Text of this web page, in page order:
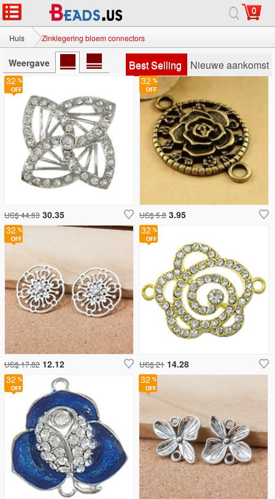
0
Huis Zinklegering bloem connectors
Weergave Best Selling Nieuwe aankomst
32
US$ 17.82 12.12
32 32
32
US$ 5.8 3.95
32
US$ 44.63 30.35
32
US$ 21 14.28